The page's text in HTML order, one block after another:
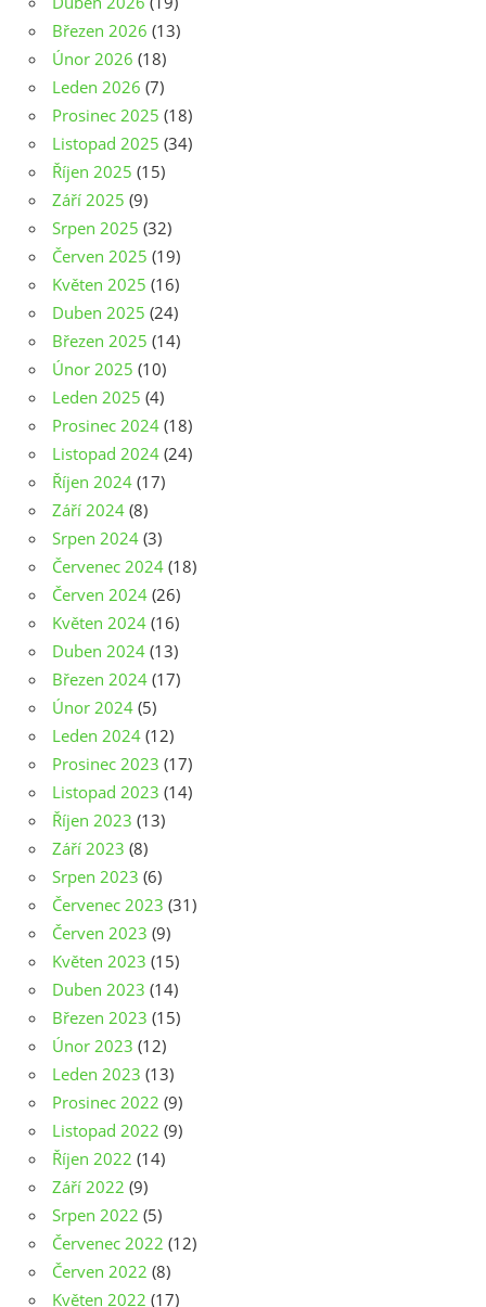
Březen 2026 (13)
Únor 2026 (18)
Leden 2026 (7)
Prosinec 2025 (18)
Listopad 2025 (34)
Říjen 2025 (15)
Září 2025 (9)
Srpen 2025 (32)
Červen 2025 (19)
Květen 2025 (16)
Duben 2025 (24)
Březen 2025 (14)
Únor 2025 (10)
Leden 2025 (4)
Prosinec 2024 (18)
Listopad 2024 (24)
Říjen 2024 (17)
Září 2024 (8)
Srpen 2024 (3)
Červenec 2024 (18)
Červen 2024 (26)
Květen 2024 (16)
Duben 2024 (13)
Březen 2024 (17)
Únor 2024 (5)
Leden 2024 (12)
Prosinec 2023 (17)
Listopad 2023 (14)
Říjen 2023 (13)
Září 2023 (8)
Srpen 2023 (6)
Červenec 2023 (31)
Červen 2023 (9)
Květen 2023 (15)
Duben 2023 (14)
Březen 2023 (15)
Únor 2023 (12)
Leden 2023 (13)
Prosinec 2022 (9)
Listopad 2022 (9)
Říjen 2022 (14)
Září 2022 (9)
Srpen 2022 (5)
Červenec 2022 (12)
Červen 2022 (8)
Květen 2022 (17)